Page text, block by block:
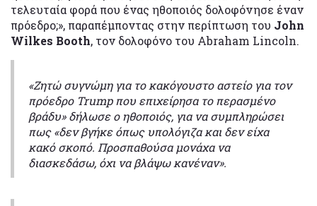
τελευταία φορά που ένας ηθοποιός δολοφόνησε έναν
πρόεδρο;», παραπέμποντας στην περίπτωση του John
Wilkes Booth, τον δολοφόνο του Abraham Lincoln.
«Ζητώ συγνώμη για το κακόγουστο αστείο για τον
πρόεδρο Trump που επιχείρησα το περασμένο
βράδυ» δήλωσε ο ηθοποιός, για να συμπληρώσει
πως «δεν βγήκε όπως υπολόγιζα και δεν είχα
κακό σκοπό. Προσπαθούσα μονάχα να
διασκεδάσω, όχι να βλάψω κανέναν».